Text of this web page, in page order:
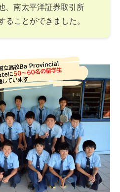
、南太平洋証券取引所
ることができました。